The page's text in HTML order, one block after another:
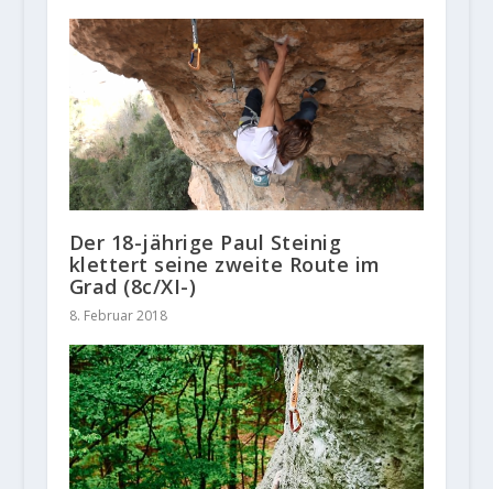
Der 18-jährige Paul Steinig
klettert seine zweite Route im
Grad (8c/XI-)
8. Februar 2018